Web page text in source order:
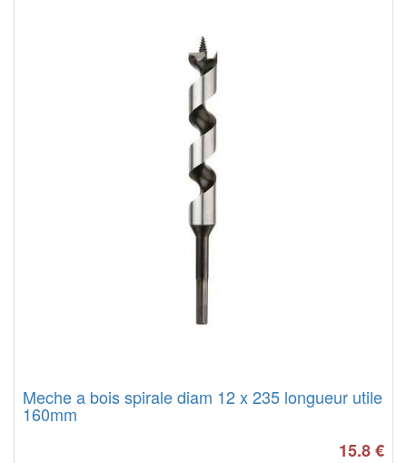
Meche a bois spirale diam 12 x 235 longueur utile
160mm
15.8€